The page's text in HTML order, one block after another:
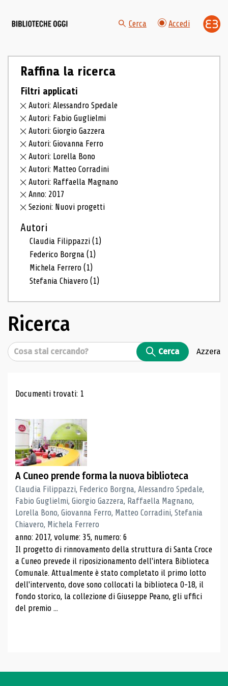
Cerca Accedi
Raffina la ricerca
Filtri applicati
Autori: Alessandro Spedale
Autori: Fabio Guglielmi
Autori: Giorgio Gazzera
Autori: Giovanna Ferro
Autori: Lorella Bono
Autori: Matteo Corradini
Autori: Raffaella Magnano
Anno: 2017
Sezioni: Nuovi progetti
Autori
Claudia Filippazzi(1)
Federico Borgna(1)
Michela Ferrero(1)
Stefania Chiavero(1)
Ricerca
Cerca Cerca Azzera
Risultati di ricerca
Documenti trovati: 1
A Cuneo prende forma la nuova biblioteca
Claudia Filippazzi, Federico Borgna, Alessandro Spedale,
Fabio Guglielmi, Giorgio Gazzera, Raffaella Magnano,
Lorella Bono, Giovanna Ferro, Matteo Corradini, Stefania
Chiavero, Michela Ferrero
anno: 2017, volume: 35, numero: 6
Il progetto di rinnovamento della struttura di Santa Croce
a Cuneo prevede il riposizionamento dell'intera Biblioteca
Comunale. Attualmente è stato completato il primo lotto
dell'intervento, dove sono collocati la biblioteca 0-18, il
fondo storico, la collezione di Giuseppe Peano, gli uffici
del premio ...